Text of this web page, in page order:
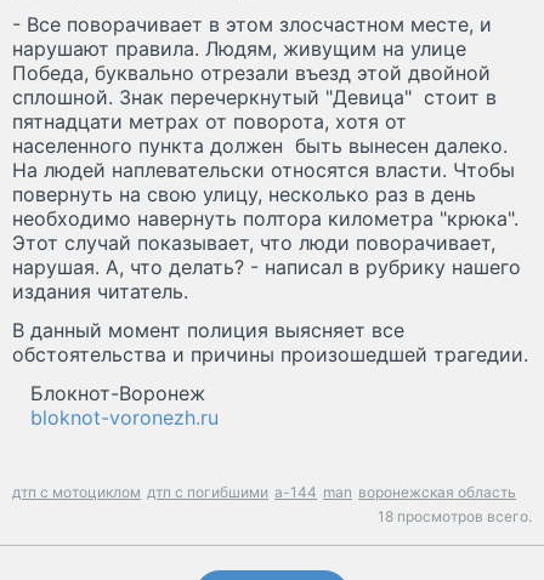
- Все поворачивает в этом злосчастном месте, и
нарушают правила. Людям, живущим на улице
Победа, буквально отрезали въезд этой двойной
сплошной. Знак перечеркнутый "Девица" стоит в
пятнадцати метрах от поворота, хотя от
населенного пункта должен быть вынесен далеко.
На людей наплевательски относятся власти. Чтобы
повернуть на свою улицу, несколько раз в день
необходимо навернуть полтора километра "крюка".
Этот случай показывает, что люди поворачивает,
нарушая. А, что делать? - написал в рубрику нашего
издания читатель.
В данный момент полиция выясняет все
обстоятельства и причины произошедшей трагедии.
Блокнот-Воронеж
bloknot-voronezh.ru
дтп с мотоциклом дтп с погибшими а-144 man воронежская область
18 просмотров всего.